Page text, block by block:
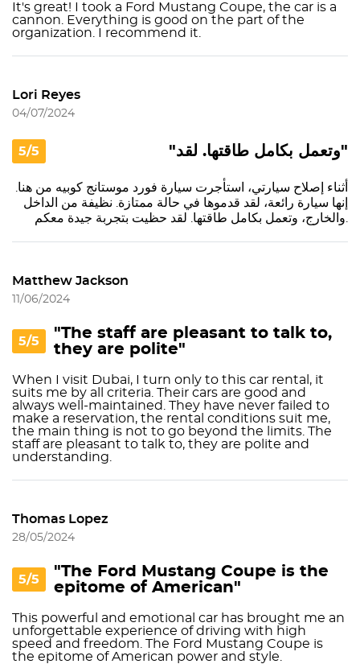
It's great! I took a Ford Mustang Coupe, the car is a
cannon. Everything is good on the part of the
organization. I recommend it.
Lori Reyes
04/07/2024
5/5 "وتعمل بكامل طاقتها. لقد"
أثناء إصلاح سيارتي، استأجرت سيارة فورد موستانج كوبيه من هنا.
إنها سيارة رائعة، لقد قدموها في حالة ممتازة. نظيفة من الداخل
Matthew Jackson
11/06/2024
5/5
"The staff are pleasant to talk to,
they are polite"
When I visit Dubai, I turn only to this car rental, it
suits me by all criteria. Their cars are good and
always well-maintained. They have never failed to
make a reservation, the rental conditions suit me,
the main thing is not to go beyond the limits. The
staff are pleasant to talk to, they are polite and
understanding.
Thomas Lopez
28/05/2024
5/5
"The Ford Mustang Coupe is the
epitome of American"
This powerful and emotional car has brought me an
unforgettable experience of driving with high
speed and freedom. The Ford Mustang Coupe is
the epitome of American power and style.